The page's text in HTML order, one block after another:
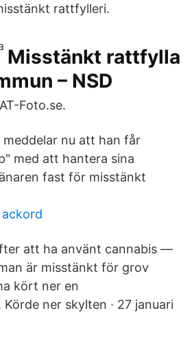
rattfylleri.
Misstänkt rattfylla
– NSD
Foto.se.
nu att han får
med att hantera sina
fast för misstänkt
att ha använt cannabis —
är misstänkt för grov
kört ner en
ner skylten · 27 januari